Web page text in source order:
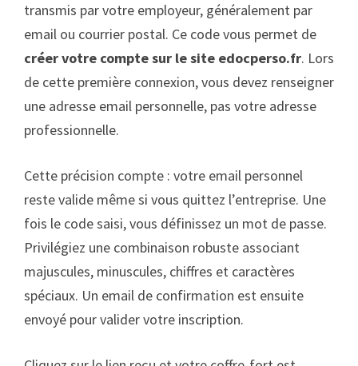
transmis par votre employeur, généralement par
email ou courrier postal. Ce code vous permet de
créer votre compte sur le site edocperso.fr. Lors
de cette première connexion, vous devez renseigner
une adresse email personnelle, pas votre adresse
professionnelle.
Cette précision compte : votre email personnel
reste valide même si vous quittez l’entreprise. Une
fois le code saisi, vous définissez un mot de passe.
Privilégiez une combinaison robuste associant
majuscules, minuscules, chiffres et caractères
spéciaux. Un email de confirmation est ensuite
envoyé pour valider votre inscription.